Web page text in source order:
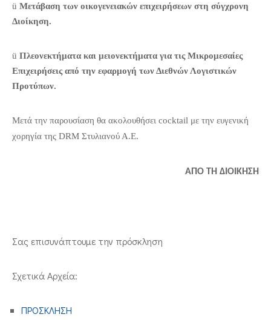
ü Μετάβαση των οικογενειακών επιχειρήσεων στη σύγχρονη
Διοίκηση.
ü Πλεονεκτήματα και μειονεκτήματα για τις Μικρομεσαίες
Επιχειρήσεις από την εφαρμογή των Διεθνών Λογιστικών
Προτύπων.
Μετά την παρουσίαση θα ακολουθήσει cocktail με την ευγενική
χορηγία της DRM Στυλιανού Α.Ε.
ΑΠΟ ΤΗ ΔΙΟΙΚΗΣΗ
Σας επισυνάπτουμε την πρόσκληση
Σχετικά Αρχεία:
ΠΡΟΣΚΛΗΣΗ